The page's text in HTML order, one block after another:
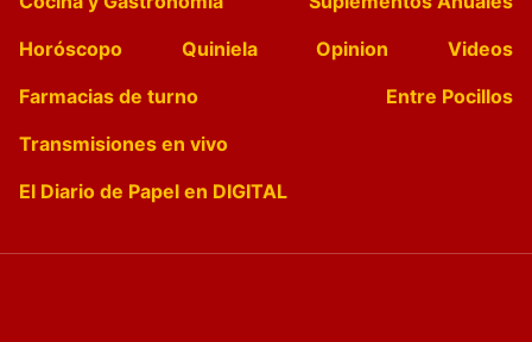
Horóscopo
Quiniela Opinion
Videos
Farmacias de turno
Entre Pocillos
Transmisiones en vivo
El Diario de Papel en DIGITAL